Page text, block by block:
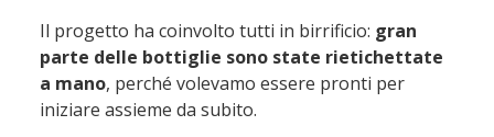
Il progetto ha coinvolto tutti in birrificio: gran
parte delle bottiglie sono state rietichettate
a mano, perché volevamo essere pronti per
iniziare assieme da subito.